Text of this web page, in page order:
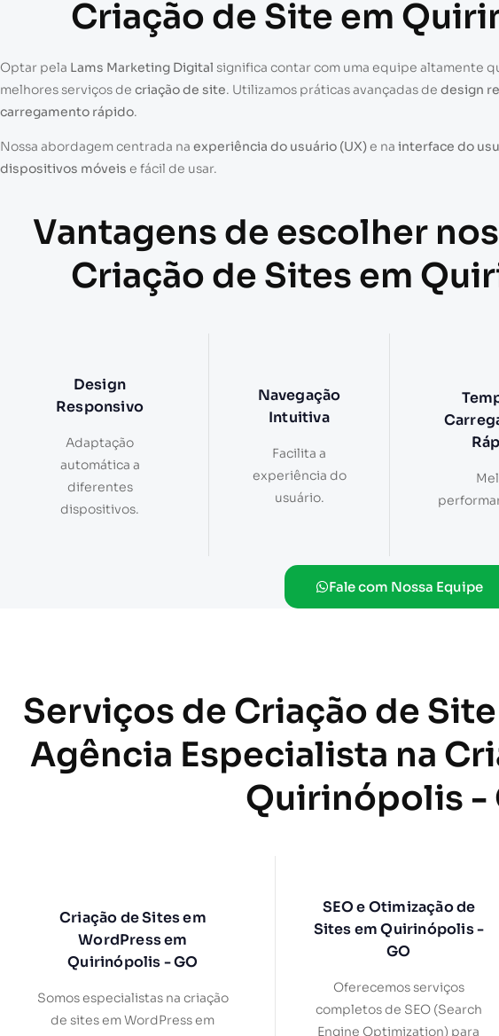
Criação de Site em
Optar pela Lams Marketing Digital significa contar com uma equipe altamente
melhores serviços de criação de site. Utilizamos práticas avançadas de design
carregamento rápido.
Nossa abordagem centrada na experiência do usuário (UX)e na interface do
dispositivos móveis e fácil de usar.
Vantagens de escolher
Criação de Sites em
Design
Responsivo
Adaptação
automática a
diferentes
dispositivos.
Navegação
Intuitiva
Facilita a
experiência do
usuário.
Fale com Nossa Equipe
Serviços de Criação de
Agência Especialista na
Quirinópolis -
Criação de Sites em
WordPress em
Quirinópolis - GO
Somos especialistas na criação
de sites em WordPress em
SEO e Otimização de
Sites em Quirinópolis -
GO
Oferecemos serviços
completos de SEO (Search
Engine Optimization) para